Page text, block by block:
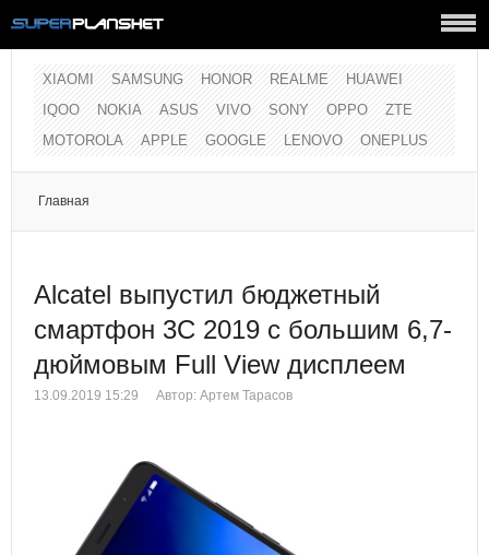
XIAOMI SAMSUNG HONOR REALME
HUAWEI
IQOO
NOKIA ASUS VIVO SONY OPPO
ZTE
MOTOROLA
APPLE GOOGLE LENOVO ONEPLUS
Главная
Alcatel выпустил бюджетный
смартфон 3C 2019 с большим 6,7-
дюймовым Full View дисплеем
13.09.2019 15:29 Автор: Артем Тарасов